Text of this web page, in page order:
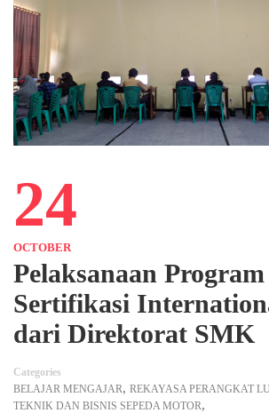
24
OCTOBER
Pelaksanaan
Sertifikasi
dari Direktorat SMK
Categories
BELAJAR MENGAJAR, REKAYASA PERANGKAT
TEKNIK DAN BISNIS SEPEDA MOTOR,